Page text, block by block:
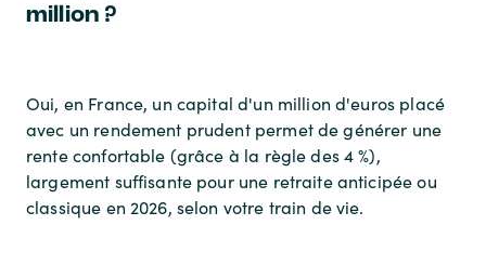
million ?
Oui, en France, un capital d'un million d'euros placé
avec un rendement prudent permet de générer une
rente confortable (grâce à la règle des 4 %),
largement suffisante pour une retraite anticipée ou
classique en 2026, selon votre train de vie.